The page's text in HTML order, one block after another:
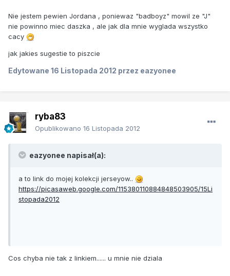
Nie jestem pewien Jordana , poniewaz "badboyz" mowil ze "J"
nie powinno miec daszka , ale jak dla mnie wyglada wszystko
cacy
jak jakies sugestie to piszcie
Edytowane 16 Listopada 2012 przez eazyonee
ryba83
Opublikowano 16 Listopada 2012
eazyonee napisał(a):
a to link do mojej kolekcji jerseyow..
https://picasaweb.google.com/115380110884848503905/15Li
stopada2012
Cos chyba nie tak z linkiem...... u mnie nie dziala